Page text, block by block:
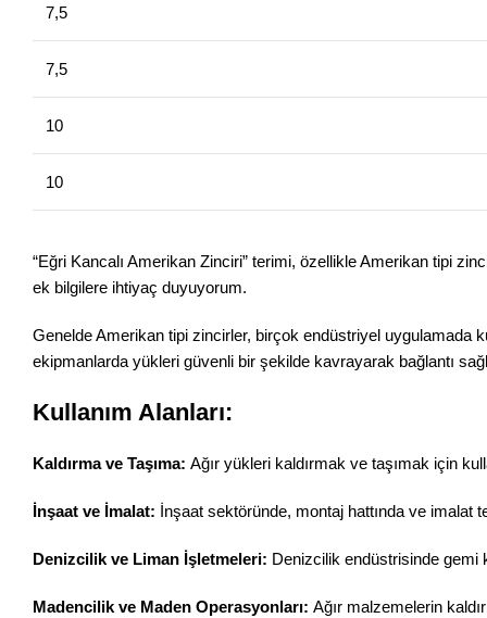
7,5
7,5
10
10
“Eğri Kancalı Amerikan Zinciri” terimi, özellikle Amerikan tipi
ek bilgilere ihtiyaç duyuyorum.
Genelde Amerikan tipi zincirler, birçok endüstriyel uygulamada
ekipmanlarda yükleri güvenli bir şekilde kavrayarak bağlantı
Kullanım Alanları:
Kaldırma ve Taşıma: Ağır yükleri kaldırmak ve taşımak için
İnşaat ve İmalat: İnşaat sektöründe, montaj hattında ve imalat
Denizcilik ve Liman İşletmeleri: Denizcilik endüstrisinde gemi
Madencilik ve Maden Operasyonları: Ağır malzemelerin